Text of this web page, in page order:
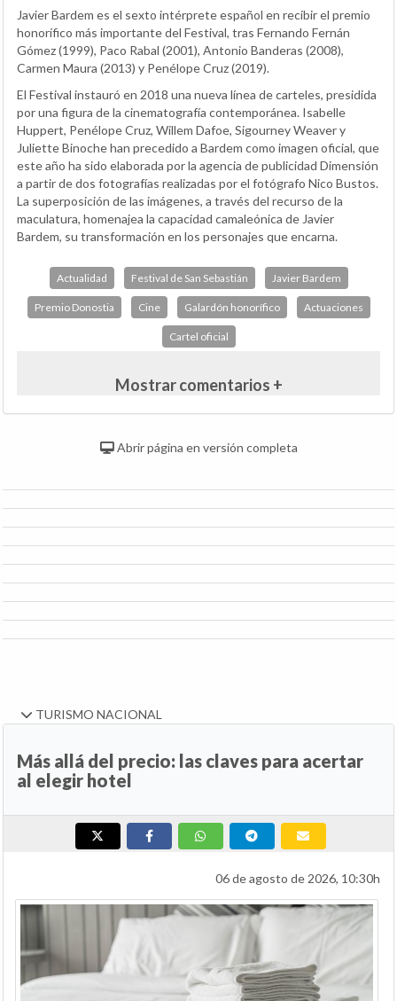
Javier Bardem es el sexto intérprete español en recibir el premio
honorífico más importante del Festival, tras Fernando Fernán
Gómez (1999), Paco Rabal (2001), Antonio Banderas (2008),
Carmen Maura (2013) y Penélope Cruz (2019).
El Festival instauró en 2018 una nueva línea de carteles, presidida
por una figura de la cinematografía contemporánea. Isabelle
Huppert, Penélope Cruz, Willem Dafoe, Sigourney Weaver y
Juliette Binoche han precedido a Bardem como imagen oficial, que
este año ha sido elaborada por la agencia de publicidad Dimensión
a partir de dos fotografías realizadas por el fotógrafo Nico Bustos.
La superposición de las imágenes, a través del recurso de la
maculatura, homenajea la capacidad camaleónica de Javier
Bardem, su transformación en los personajes que encarna.
Actualidad Festival de San Sebastián Javier Bardem
Premio Donostia Cine Galardón honorífico Actuaciones
Cartel oficial
Mostrar comentarios +
Abrir página en versión completa
TURISMO NACIONAL
Más allá del precio: las claves para acertar
al elegir hotel
06 de agosto de 2026, 10:30h